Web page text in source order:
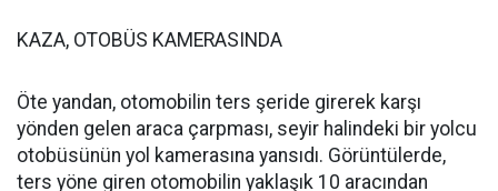
KAZA, OTOBÜS KAMERASINDA
Öte yandan, otomobilin ters şeride girerek karşı
yönden gelen araca çarpması, seyir halindeki bir yolcu
otobüsünün yol kamerasına yansıdı. Görüntülerde,
ters yöne giren otomobilin yaklaşık 10 aracından